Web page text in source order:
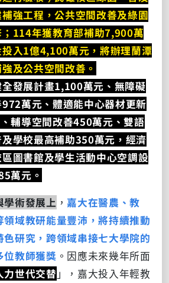
強工程，公共空間改善及綠園
114年獲教育部補助7,900萬
入1億4,100萬元，將辦理蘭潭
及公共空間改善。
發展計畫1,100萬元、無障礙
萬元、體適能中心器材更新
輔導空間改善450萬元、雙語
學校最高補助350萬元，經濟
圖書館及學生活動中心空調設
萬元。
學術發展上 ， 嘉大在醫農、教
領域教研能量豐沛，將持續推動
研究，跨領域串接七大學院的
位教師獲獎 。因應未來幾年所面
力世代交替 」，嘉大投入年輕教